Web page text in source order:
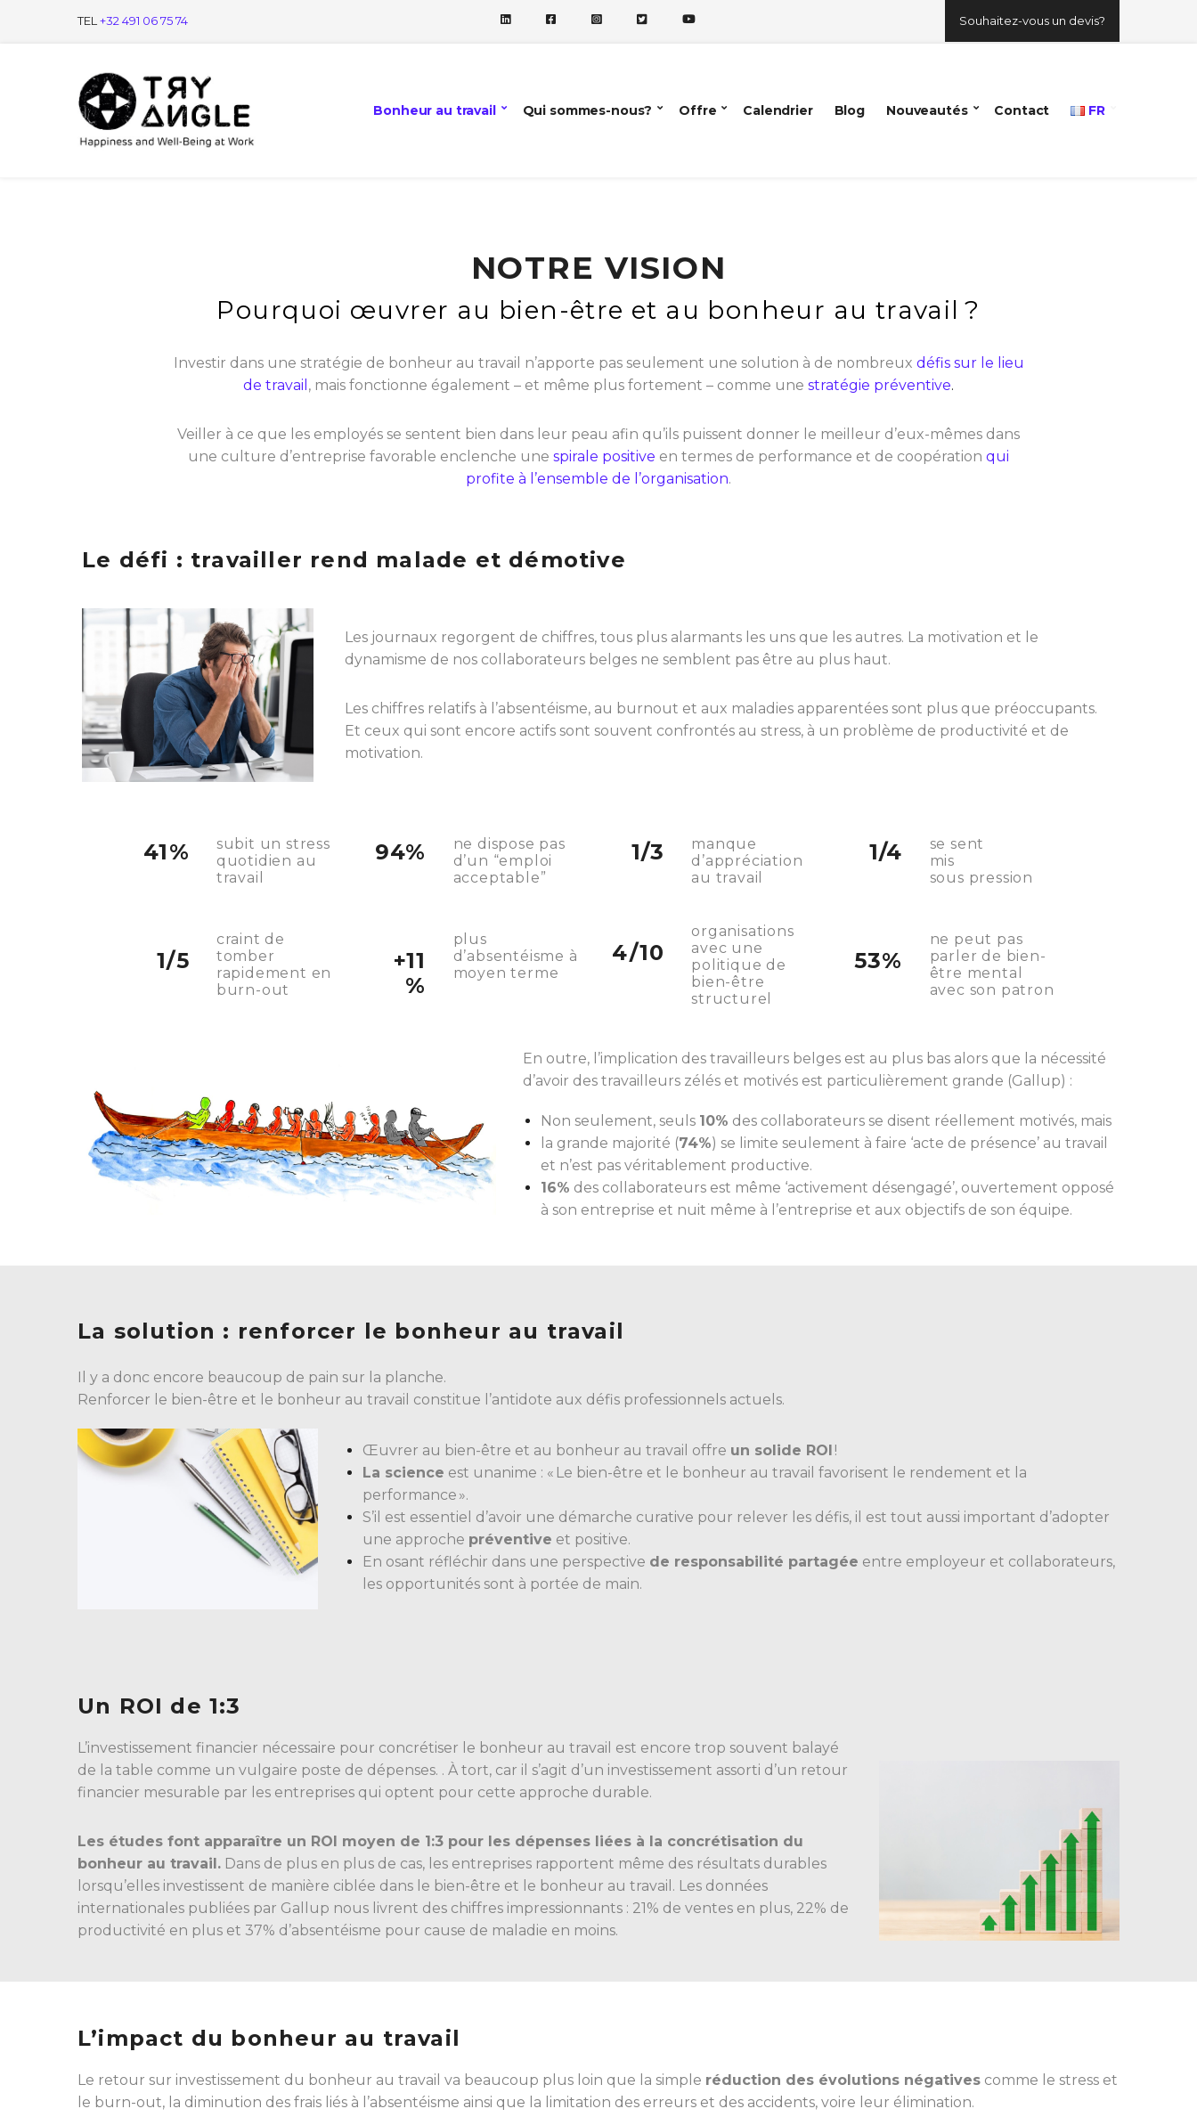
TEL +32 491 06 75 74 Souhaitez-vous un devis?
Bonheur au travail Qui sommes-nous? Offre Calendrier Blog Nouveautés Contact FR
NOTRE VISION
Pourquoi œuvrer au bien-être et au bonheur au travail ?
Investir dans une stratégie de bonheur au travail n’apporte pas seulement une solution à de nombreux défis sur le lieu
de travail , mais fonctionne également – et même plus fortement – comme une stratégie préventive.
Veiller à ce que les employés se sentent bien dans leur peau afin qu’ils puissent donner le meilleur d’eux-mêmes dans
une culture d’entreprise favorable enclenche une spirale positive en termes de performance et de coopération qui
profite à l’ensemble de l’organisation.
Le défi : travailler rend malade et démotive
Les journaux regorgent de chiffres, tous plus alarmants les uns que les autres. La motivation et le
dynamisme de nos collaborateurs belges ne semblent pas être au plus haut.
Les chiffres relatifs à l’absentéisme, au burnout et aux maladies apparentées sont plus que préoccupants.
Et ceux qui sont encore actifs sont souvent confrontés au stress, à un problème de productivité et de
motivation.
41%
subit un stress
quotidien au
travail
94%
ne dispose pas
d’un “emploi
acceptable”
1/3
manque
d’appréciation
au travail
1/4
se sent
mis
sous pression
1/5
craint de
tomber
rapidement en
burn-out
+11
%
plus
d’absentéisme à
moyen terme
4/10
organisations
avec une
politique de
bien-être
structurel
53%
ne peut pas
parler de bien-
être mental
avec son patron
En outre, l’implication des travailleurs belges est au plus bas alors que la nécessité
d’avoir des travailleurs zélés et motivés est particulièrement grande (Gallup) :
Non seulement, seuls 10% des collaborateurs se disent réellement motivés, mais
la grande majorité (74%) se limite seulement à faire ‘acte de présence’ au travail
et n’est pas véritablement productive.
16% des collaborateurs est même ‘activement désengagé’, ouvertement opposé
à son entreprise et nuit même à l’entreprise et aux objectifs de son équipe.
La solution : renforcer le bonheur au travail
Il y a donc encore beaucoup de pain sur la planche.
Renforcer le bien-être et le bonheur au travail constitue l’antidote aux défis professionnels actuels.
Œuvrer au bien-être et au bonheur au travail offre un solide ROI !
La science est unanime : « Le bien-être et le bonheur au travail favorisent le rendement et la
performance ».
S’il est essentiel d’avoir une démarche curative pour relever les défis, il est tout aussi important d’adopter
une approche préventive et positive.
En osant réfléchir dans une perspective de responsabilité partagée entre employeur et collaborateurs,
les opportunités sont à portée de main.
Un ROI de 1:3
L’investissement financier nécessaire pour concrétiser le bonheur au travail est encore trop souvent balayé
de la table comme un vulgaire poste de dépenses. . À tort, car il s’agit d’un investissement assorti d’un retour
financier mesurable par les entreprises qui optent pour cette approche durable.
Les études font apparaître un ROI moyen de 1:3 pour les dépenses liées à la concrétisation du
bonheur au travail. Dans de plus en plus de cas, les entreprises rapportent même des résultats durables
lorsqu’elles investissent de manière ciblée dans le bien-être et le bonheur au travail. Les données
internationales publiées par Gallup nous livrent des chiffres impressionnants : 21% de ventes en plus, 22% de
productivité en plus et 37% d’absentéisme pour cause de maladie en moins.
L’impact du bonheur au travail
Le retour sur investissement du bonheur au travail va beaucoup plus loin que la simple réduction des évolutions négatives comme le stress et
le burn-out, la diminution des frais liés à l’absentéisme ainsi que la limitation des erreurs et des accidents, voire leur élimination.